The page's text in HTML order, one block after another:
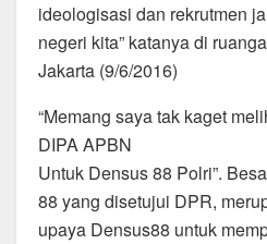
ideologisasi dan rekrutmen
negeri kita” katanya di
Jakarta (9/6/2016)
“Memang saya tak kaget
DIPA APBN
Untuk Densus 88 Polri”.
88 yang disetujui DPR,
upaya Densus88 untuk